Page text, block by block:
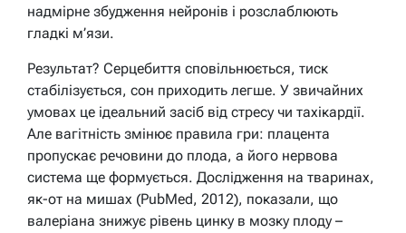
надмірне збудження нейронів і розслаблюють
гладкі м’язи.
Результат? Серцебиття сповільнюється, тиск
стабілізується, сон приходить легше. У звичайних
умовах це ідеальний засіб від стресу чи тахікардії.
Але вагітність змінює правила гри: плацента
пропускає речовини до плода, а його нервова
система ще формується. Дослідження на тваринах,
як-от на мишах (PubMed, 2012), показали, що
валеріана знижує рівень цинку в мозку плоду –